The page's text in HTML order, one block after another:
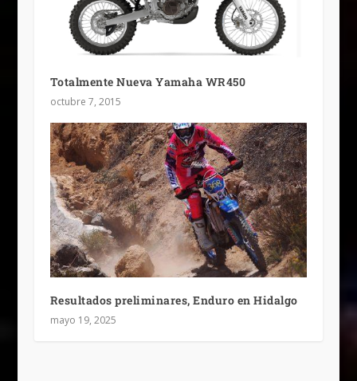
Totalmente Nueva Yamaha WR450
octubre 7, 2015
Resultados preliminares, Enduro en Hidalgo
mayo 19, 2025